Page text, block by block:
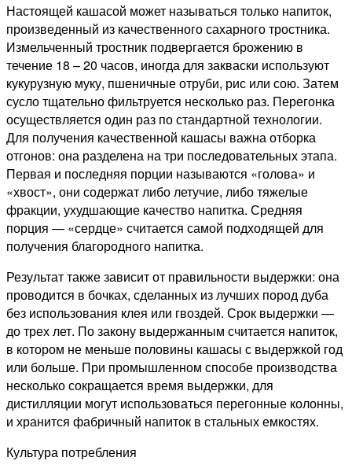
Настоящей кашасой может называться только напиток,
произведенный из качественного сахарного тростника.
Измельченный тростник подвергается брожению в
течение 18 – 20 часов, иногда для закваски используют
кукурузную муку, пшеничные отруби, рис или сою. Затем
сусло тщательно фильтруется несколько раз. Перегонка
осуществляется один раз по стандартной технологии.
Для получения качественной кашасы важна отборка
отгонов: она разделена на три последовательных этапа.
Первая и последняя порции называются «голова» и
«хвост», они содержат либо летучие, либо тяжелые
фракции, ухудшающие качество напитка. Средняя
порция — «сердце» считается самой подходящей для
получения благородного напитка.
Результат также зависит от правильности выдержки: она
проводится в бочках, сделанных из лучших пород дуба
без использования клея или гвоздей. Срок выдержки —
до трех лет. По закону выдержанным считается напиток,
в котором не меньше половины кашасы с выдержкой год
или больше. При промышленном способе производства
несколько сокращается время выдержки, для
дистилляции могут использоваться перегонные колонны,
и хранится фабричный напиток в стальных емкостях.
Культура потребления